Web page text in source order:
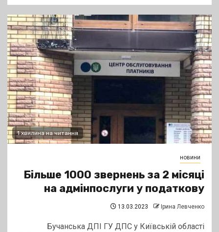
1 хвилина на читання
новини
Більше 1000 звернень за 2 місяці
на адмінпослуги у податкову
13.03.2023 Ірина Левченко
Бучанська ДПІ ГУ ДПС у Київській області